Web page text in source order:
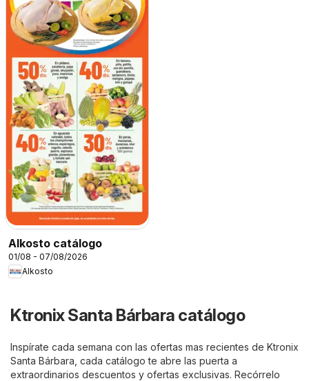
Alkosto catálogo
01/08 - 07/08/2026
Alkosto
Ktronix Santa Bárbara catálogo
Inspírate cada semana con las ofertas mas recientes de Ktronix
Santa Bárbara, cada catálogo te abre las puerta a
extraordinarios descuentos y ofertas exclusivas. Recórrelo